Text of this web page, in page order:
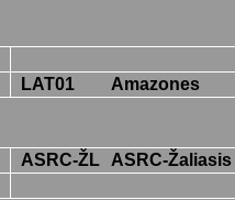
LAT01 Amazones
ASRC-ŽL ASRC-